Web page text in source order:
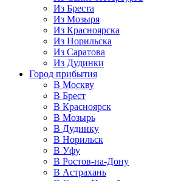
Из Бреста
Из Мозыря
Из Красноярска
Из Норильска
Из Саратова
Из Дудинки
Город прибытия
В Москву
В Брест
В Красноярск
В Мозырь
В Дудинку
В Норильск
В Уфу
В Ростов-на-Дону
В Астрахань